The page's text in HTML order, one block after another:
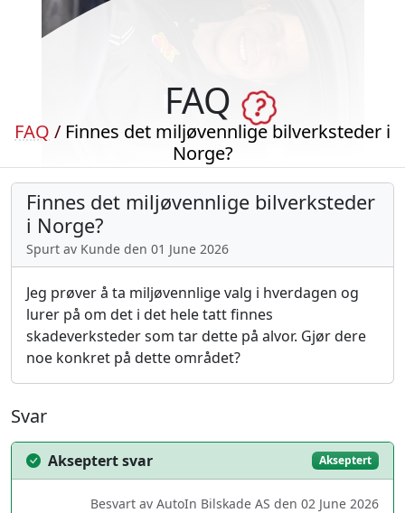
FAQ
FAQ / Finnes det miljøvennlige bilverksteder i
Norge?
Finnes det miljøvennlige bilverksteder
i Norge?
Spurt av Kunde den 01 June 2026
Jeg prøver å ta miljøvennlige valg i hverdagen og
lurer på om det i det hele tatt finnes
skadeverksteder som tar dette på alvor. Gjør dere
noe konkret på dette området?
Svar
Akseptert svar Akseptert
Besvart av AutoIn Bilskade AS den 02 June 2026